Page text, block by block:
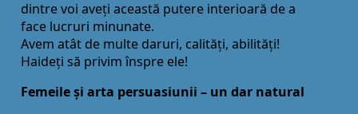
dintre voi aveţi această putere interioară de a
face lucruri minunate.
Avem atât de multe daruri, calităţi, abilităţi!
Haideţi să privim înspre ele!
Femeile și arta persuasiunii – un dar natural